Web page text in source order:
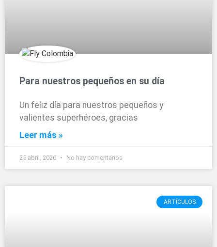
Para nuestros pequeños en su día
Un feliz día para nuestros pequeños y
valientes superhéroes, gracias
Leer más »
25 abril, 2020 No hay comentarios
ARTÍCULOS